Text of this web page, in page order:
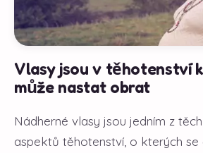
Vlasy jsou v těhotenství
může nastat obrat
Nádherné vlasy jsou jedním z
aspektů těhotenství, o kterých se